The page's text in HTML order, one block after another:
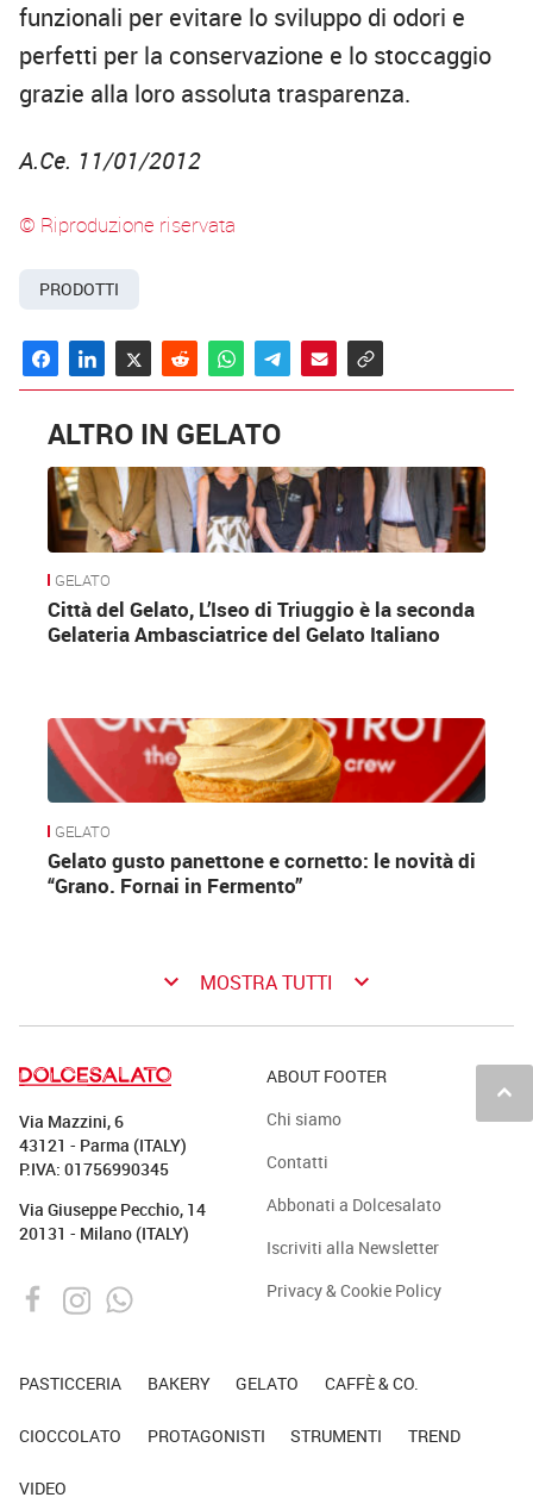
funzionali per evitare lo sviluppo di odori e
perfetti per la conservazione e lo stoccaggio
grazie alla loro assoluta trasparenza.
A.Ce. 11/01/2012
© Riproduzione riservata
PRODOTTI
ALTRO IN GELATO
GELATO
Città del Gelato, L’Iseo di Triuggio è la seconda
Gelateria Ambasciatrice del Gelato Italiano
GELATO
Gelato gusto panettone e cornetto: le novità di
“Grano. Fornai in Fermento”
keyboard_arrow_down MOSTRA TUTTI keyboard_arrow_down
keyboard_arrow_up
Via Mazzini, 6
43121 - Parma (ITALY)
P.IVA: 01756990345
Via Giuseppe Pecchio, 14
20131 - Milano (ITALY)
ABOUT FOOTER
Chi siamo
Contatti
Abbonati a Dolcesalato
Iscriviti alla Newsletter
Privacy & Cookie Policy
PASTICCERIA BAKERY GELATO CAFFÈ & CO.
CIOCCOLATO PROTAGONISTI STRUMENTI TREND
VIDEO